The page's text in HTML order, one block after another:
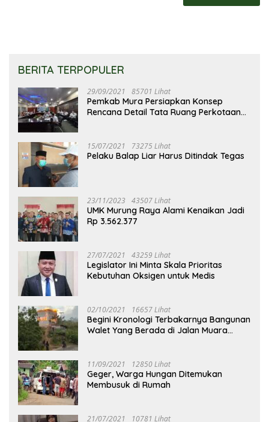
BERITA TERPOPULER
29/09/2021 85701 Lihat
Pemkab Mura Persiapkan Konsep
Rencana Detail Tata Ruang Perkotaan
15/07/2021 73275 Lihat
Pelaku Balap Liar Harus Ditindak Tegas
23/11/2023 43507 Lihat
UMK Murung Raya Alami Kenaikan Jadi
Rp 3.562.377
27/07/2021 43259 Lihat
Legislator Ini Minta Skala Prioritas
Kebutuhan Oksigen untuk Medis
02/10/2021 16657 Lihat
Begini Kronologi Terbakarnya Bangunan
Walet Yang Berada di Jalan Muara
11/09/2021 12850 Lihat
Geger, Warga Hungan Ditemukan
Membusuk di Rumah
21/07/2021 10781 Lihat